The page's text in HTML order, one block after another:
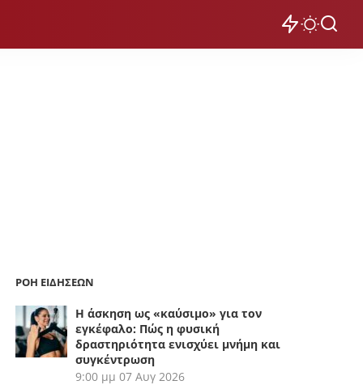
ΡΟΗ ΕΙΔΗΣΕΩΝ
Η άσκηση ως «καύσιμο» για τον
εγκέφαλο: Πώς η φυσική
δραστηριότητα ενισχύει μνήμη και
συγκέντρωση
9:00 μμ 07 Αυγ 2026